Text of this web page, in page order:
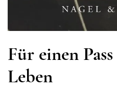
Für einen
Leben